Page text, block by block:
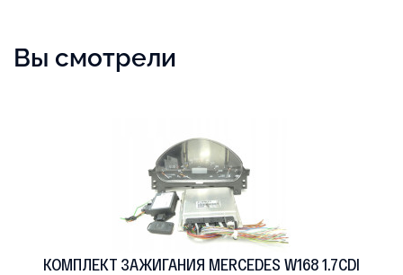
Вы смотрели
КОМПЛЕКТ ЗАЖИГАНИЯ MERCEDES W168 1.7CDI